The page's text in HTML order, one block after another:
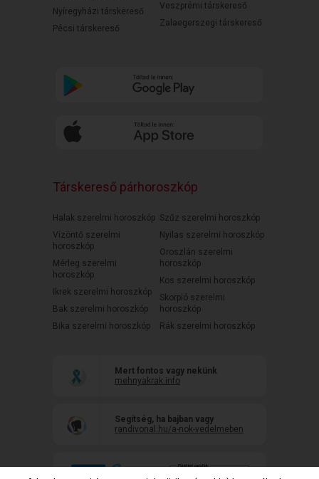
Nyíregyházi társkereső
Pécsi társkereső
Veszprémi társkereső
Zalaegerszegi társkereső
Társkereső párhoroszkóp
Halak szerelmi horoszkóp
Vízöntő szerelmi
horoszkóp
Mérleg szerelmi
horoszkóp
Ikrek szerelmi horoszkóp
Bak szerelmi horoszkóp
Bika szerelmi horoszkóp
Szűz szerelmi horoszkóp
Nyilas szerelmi horoszkóp
Oroszlán szerelmi
horoszkóp
Kos szerelmi horoszkóp
Skorpió szerelmi
horoszkóp
Rák szerelmi horoszkóp
Mert fontos vagy nekünk
mehnyakrak.info
Segítség, ha bajban vagy
randivonal.hu/a-nok-vedelmeben